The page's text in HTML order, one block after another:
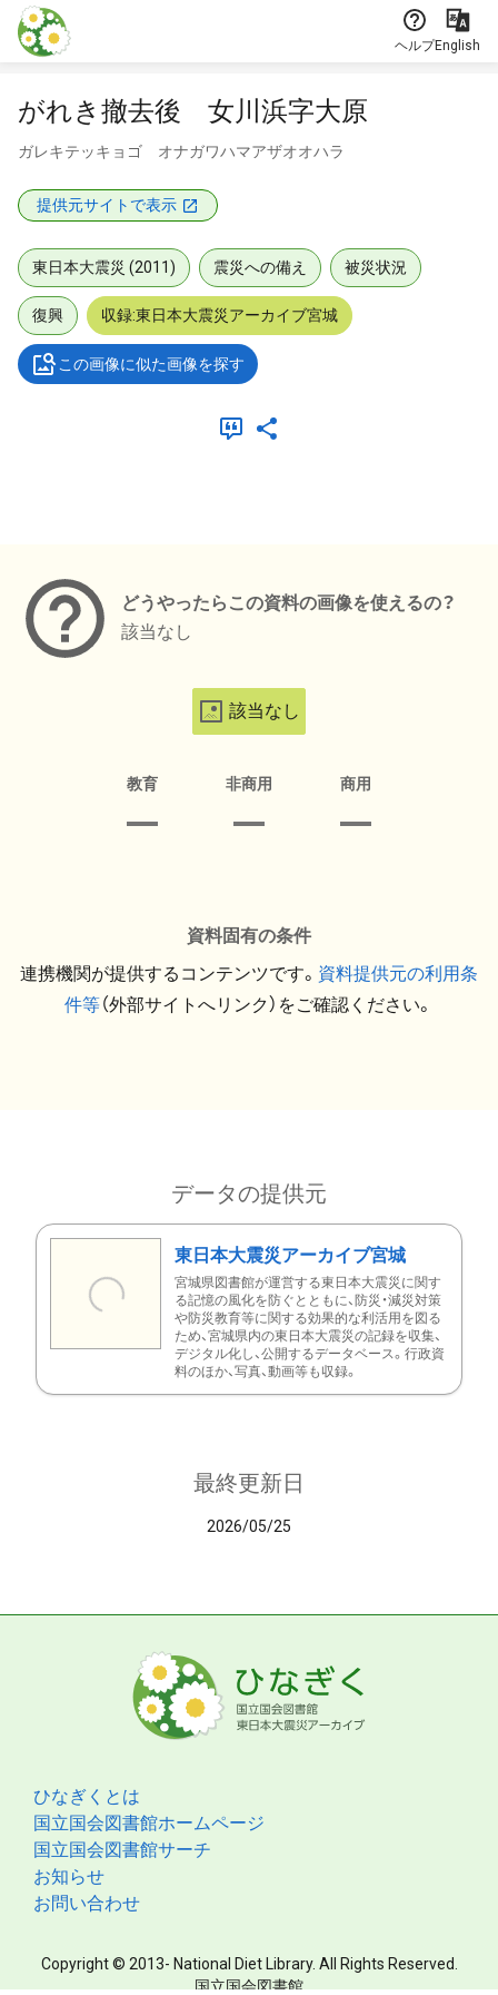
本文に飛ぶ
ヘルプEnglish
がれき撤去後 女川浜字大原
ガレキテッキョゴ オナガワハマアザオオハラ
提供元サイトで表示
東日本大震災 (2011) 震災への備え 被災状況
復興 収録:東日本大震災アーカイブ宮城
この画像に似た画像を探す
どうやったらこの資料の画像を使えるの？
該当なし
該当なし
教育 非商用 商用
資料固有の条件
連携機関が提供するコンテンツです。 資料提供元の利用条
件等（外部サイトへリンク）をご確認ください。
データの提供元
東日本大震災アーカイブ宮城
宮城県図書館が運営する東日本大震災に関す
る記憶の風化を防ぐとともに、防災・減災対策
や防災教育等に関する効果的な利活用を図る
ため、宮城県内の東日本大震災の記録を収集、
デジタル化し、公開するデータベース。行政資
料のほか、写真、動画等も収録。
最終更新日
2026/05/25
ひなぎくとは
国立国会図書館ホームページ
国立国会図書館サーチ
お知らせ
お問い合わせ
Copyright © 2013- National Diet Library. All Rights Reserved.